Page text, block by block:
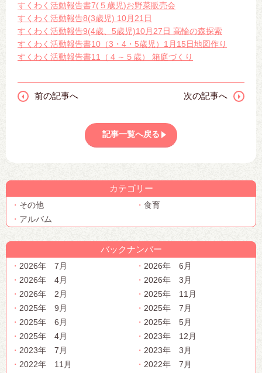
すくわく活動報告書7(５歳児)お野菜販売会
すくわく活動報告8(3歳児) 10月21日
すくわく活動報告9(4歳、5歳児)10月27日 高輪の森探索
すくわく活動報告書10（3・4・5歳児）1月15日地図作り
すくわく活動報告書11（４～５歳） 箱庭づくり
前の記事へ 次の記事へ
記事一覧へ戻る
カテゴリー
その他
食育
アルバム
バックナンバー
2026年 7月
2026年 6月
2026年 4月
2026年 3月
2026年 2月
2025年 11月
2025年 9月
2025年 7月
2025年 6月
2025年 5月
2025年 4月
2023年 12月
2023年 7月
2023年 3月
2022年 11月
2022年 7月